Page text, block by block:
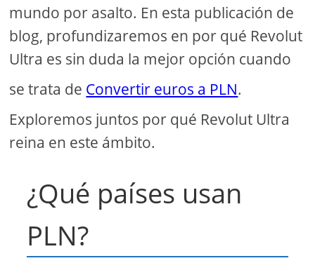
mundo por asalto. En esta publicación de
blog, profundizaremos en por qué Revolut
Ultra es sin duda la mejor opción cuando
se trata de Convertir euros a PLN.
Exploremos juntos por qué Revolut Ultra
reina en este ámbito.
¿Qué países usan
PLN?